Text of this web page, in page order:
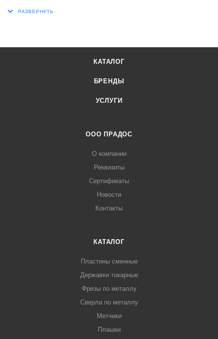
КАТАЛОГ
БРЕНДЫ
УСЛУГИ
ООО ПРАДОС
О компании
Реквизиты
Сертификаты
Новости
Контакты
КАТАЛОГ
Пластины сменные
Державки токарные
Фрезы по металлу
Сверла по металлу
Метчики
Плашки